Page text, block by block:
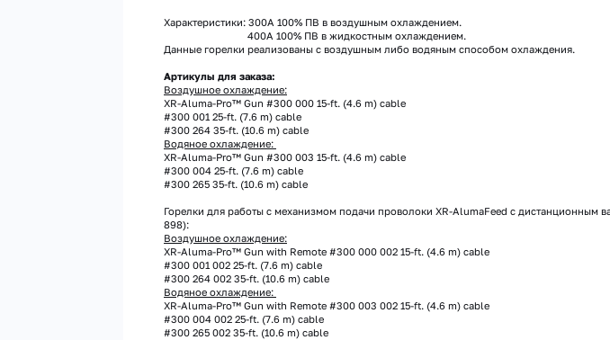
Характеристики: 300А 100% ПВ в воздушным охлаждением.
400А 100% ПВ в жидкостным охлаждением.
Данные горелки реализованы с воздушным либо водяным способом охлаждения.
Артикулы для заказа:
Воздушное охлаждение:
XR-Aluma-Pro™ Gun #300 000 15-ft. (4.6 m) cable
#300 001 25-ft. (7.6 m) cable
#300 264 35-ft. (10.6 m) cable
Водяное охлаждение:
XR-Aluma-Pro™ Gun #300 003 15-ft. (4.6 m) cable
#300 004 25-ft. (7.6 m) cable
#300 265 35-ft. (10.6 m) cable
Горелки для работы с механизмом подачи проволоки XR-AlumaFeed с дистанционным
898):
Воздушное охлаждение:
XR-Aluma-Pro™ Gun with Remote #300 000 002 15-ft. (4.6 m) cable
#300 001 002 25-ft. (7.6 m) cable
#300 264 002 35-ft. (10.6 m) cable
Водяное охлаждение:
XR-Aluma-Pro™ Gun with Remote #300 003 002 15-ft. (4.6 m) cable
#300 004 002 25-ft. (7.6 m) cable
#300 265 002 35-ft. (10.6 m) cable